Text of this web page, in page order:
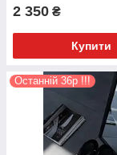
2 350 ₴
Купити
Останній 36р !!!